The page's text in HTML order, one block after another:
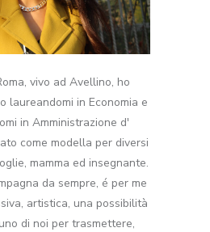
vivo ad Avellino, ho
laureandomi in Economia e
in Amministrazione d'
come modella per diversi
mamma ed insegnante.
da sempre, é per me
artistica, una possibilità
di noi per trasmettere,